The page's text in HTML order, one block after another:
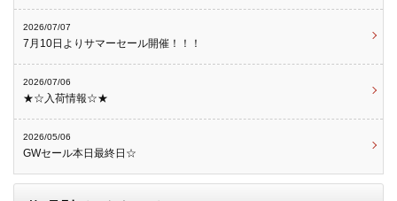
2026/07/07
7月10日よりサマーセール開催！！！
2026/07/06
★☆入荷情報☆★
2026/05/06
GWセール本日最終日☆